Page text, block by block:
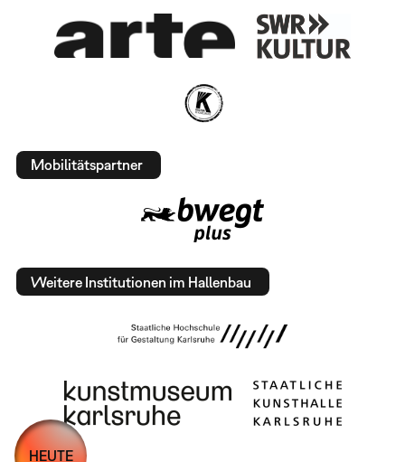
Mobilitätspartner
Weitere Institutionen im Hallenbau
HEUTE